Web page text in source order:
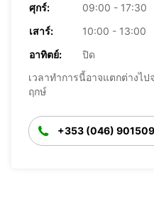
ศุกร์:
09:00 - 17:30
เสาร์:
10:00 - 13:00
อาทิตย์:
ปิด
เวลาทำการนี้อาจแตกต่างไ
ฤกษ์
+353 (046)